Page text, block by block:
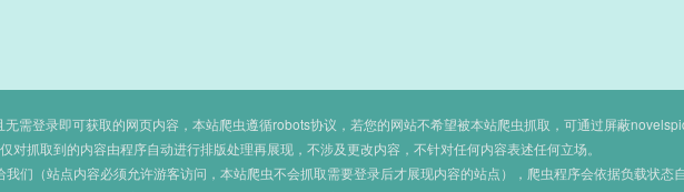
需登录即可获取的网页内容，本站爬虫遵循robots协议，若您的网站不希望被本站爬虫抓取，可通过屏蔽
对抓取到的内容由程序自动进行排版处理再展现，不涉及更改内容，不针对任何内容表述任何立场。
们（站点内容必须允许游客访问，本站爬虫不会抓取需要登录后才展现内容的站点），爬虫程序会依据负载状态